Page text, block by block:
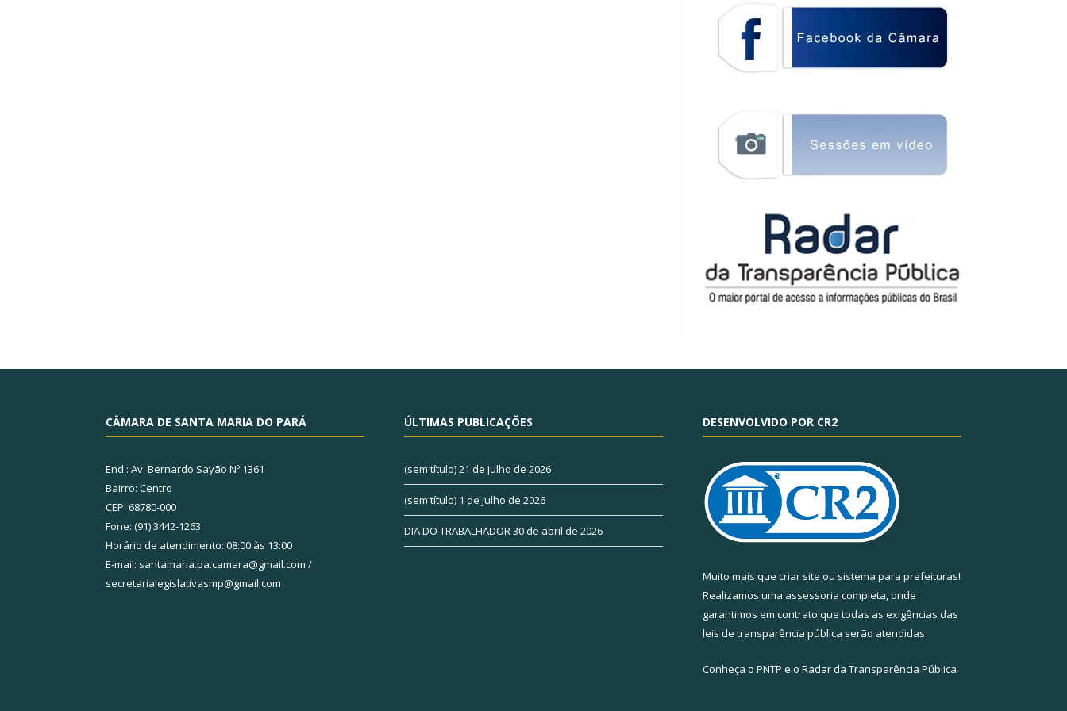
CÂMARA DE SANTA MARIA DO PARÁ
End.: Av. Bernardo Sayão Nº 1361
Bairro: Centro
CEP: 68780-000
Fone: (91) 3442-1263
Horário de atendimento: 08:00 às 13:00
E-mail: santamaria.pa.camara@gmail.com /
secretarialegislativasmp@gmail.com
ÚLTIMAS PUBLICAÇÕES
(sem título)21 de julho de 2026
(sem título) 1 de julho de 2026
DIA DO TRABALHADOR30 de abril de 2026
DESENVOLVIDO POR CR2
Muito mais que criar site ou sistema para prefeituras!
Realizamos uma assessoria completa, onde
garantimos em contrato que todas as exigências das
leis de transparência pública serão atendidas.
Conheça o PNTP e o Radar da Transparência Pública